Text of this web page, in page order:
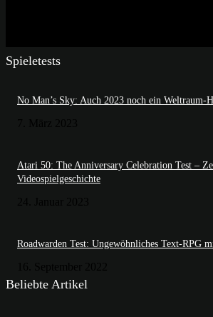
Spieletests
No Man’s Sky: Auch 2023 noch ein Weltraum-
Atari 50: The Anniversary Celebration Test –
Videospielgeschichte
Roadwarden Test: Ungewöhnliches Text-RPG
Beliebte Artikel